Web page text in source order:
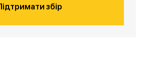
збір